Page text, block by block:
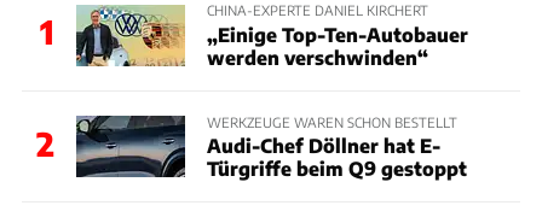
1
CHINA-EXPERTE DANIEL KIRCHERT
„Einige Top-Ten-Autobauer
werden verschwinden“
2
WERKZEUGE WAREN SCHON BESTELLT
Audi-Chef Döllner hat E-
Türgriffe beim Q9 gestoppt